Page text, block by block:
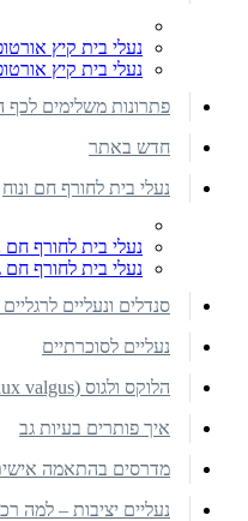
נעלי בית קיץ
נעלי בית קיץ
פתרונות משלימים לכף
חדש באתר
נעלי בית לחורף חם ונוח
נעלי בית לחורף חם
נעלי בית לחורף חם
סנדלים ונעליים
נעליים לסוכרתיים
הלוקס ולגוס (hallux valgus)
איך פותרים בעיות גב
מדרסים בהתאמה
נעליים יציבות – למה